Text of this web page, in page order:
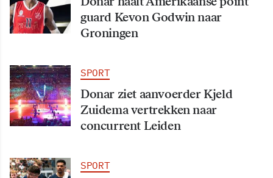
guard Kevon Godwin naar
Groningen
SPORT
Donar ziet aanvoerder Kjeld
Zuidema vertrekken naar
concurrent Leiden
SPORT